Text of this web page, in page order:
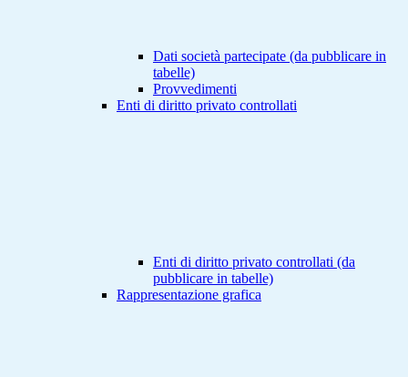
Dati società partecipate (da pubblicare in
tabelle)
Provvedimenti
Enti di diritto privato controllati
Enti di diritto privato controllati (da
pubblicare in tabelle)
Rappresentazione grafica